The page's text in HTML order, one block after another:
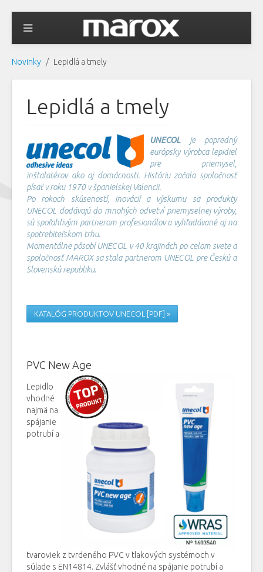
Novinky Lepidlá a tmely
Lepidlá a tmely
UNECOLje popredný
európsky výrobca lepidiel
pre priemysel,
inštalatérov ako aj domácnosti. Históriu začala spoločnosť
písať v roku 1970 v španielskej Valencii.
Po rokoch skúseností, inovácií a výskumu sa produkty
UNECOL dodávajú do mnohých odvetví priemyselnej výroby,
sú spoľahlivým partnerom profesionálov a vyhľadávané aj na
spotrebiteľskom trhu.
Momentálne pôsobí UNECOL v 40 krajinách po celom svete a
spoločnosť MAROX sa stala partnerom UNECOL pre Českú a
Slovenskú republiku.
KATALÓG PRODUKTOV UNECOL [PDF] »
PVC New Age
Lepidlo
vhodné
najmä na
spájanie
potrubí a
tvaroviek z tvrdeného PVC v tlakových systémoch v
súlade s EN14814. Zvlášť vhodné na spájanie potrubí a